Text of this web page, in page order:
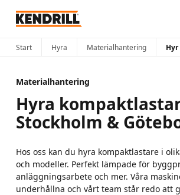
Start Hyra Materialhantering
Materialhantering
Hyra
Stockholm &
Hos oss kan du hyra kompaktlastare i
och modeller. Perfekt lämpade för
anläggningsarbete och mer. Våra
underhållna och vårt team står redo att